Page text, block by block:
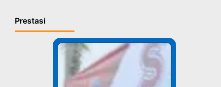
Prestasi